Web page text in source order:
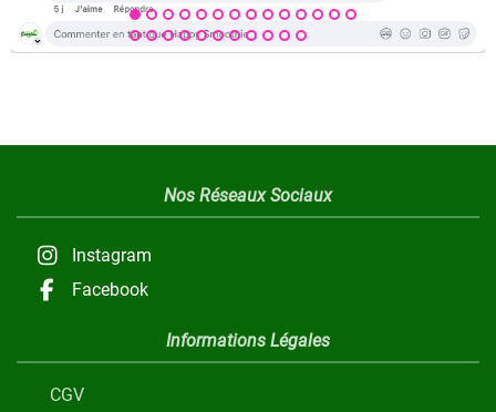
Nos Réseaux Sociaux
Instagram
Facebook
Informations Légales
CGV